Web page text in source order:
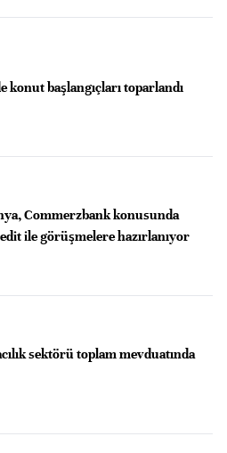
konut başlangıçları toparlandı
Commerzbank konusunda
ile görüşmelere hazırlanıyor
sektörü toplam mevduatında